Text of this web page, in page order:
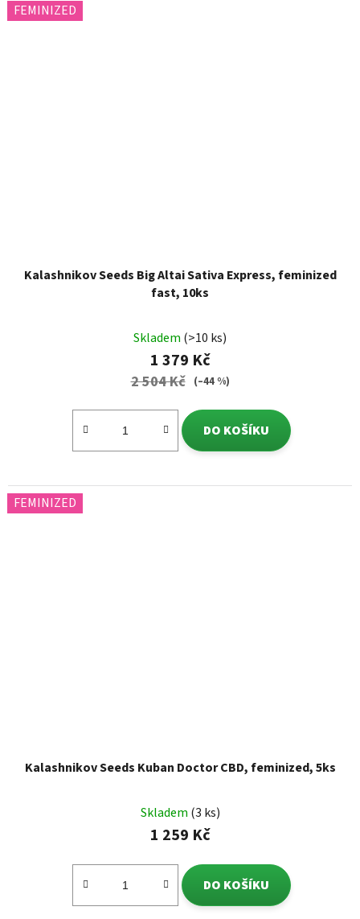
FEMINIZED
Kalashnikov Seeds Big Altai Sativa Express, feminized
fast, 10ks
Skladem (>10 ks)
1 379 Kč
2 504 Kč (–44 %)
DO KOŠÍKU
FEMINIZED
Kalashnikov Seeds Kuban Doctor CBD, feminized, 5ks
Skladem (3 ks)
1 259 Kč
DO KOŠÍKU